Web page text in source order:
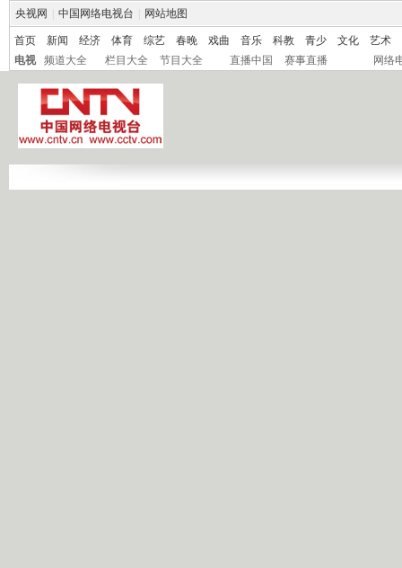
央视网 中国网络电视台 网站地图
首页 新闻 经济 体育 综艺 春晚 戏曲 音乐 科教 青少 文化
艺术
电视
频道大全 栏目大全 节目大全 直播中国 赛事直播 网络